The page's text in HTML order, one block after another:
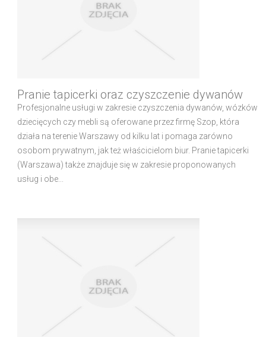
Pranie tapicerki oraz czyszczenie dywanów
Profesjonalne usługi w zakresie czyszczenia dywanów, wózków
dziecięcych czy mebli są oferowane przez firmę Szop, która
działa na terenie Warszawy od kilku lat i pomaga zarówno
osobom prywatnym, jak też właścicielom biur. Pranie tapicerki
(Warszawa) także znajduje się w zakresie proponowanych
usług i obe...